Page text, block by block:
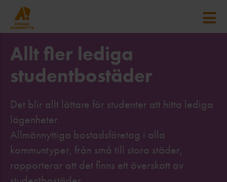
Allt fler lediga
studentbostäder
Det blir allt lättare för studenter att hitta lediga
lägenheter.
Allmännyttiga bostadsföretag i alla
kommuntyper, från små till stora städer,
rapporterar att det finns ett överskott av